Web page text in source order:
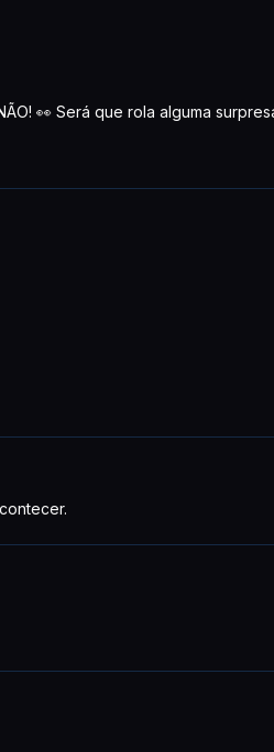
👀 Será que rola alguma